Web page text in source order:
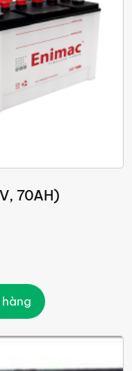
70AH)